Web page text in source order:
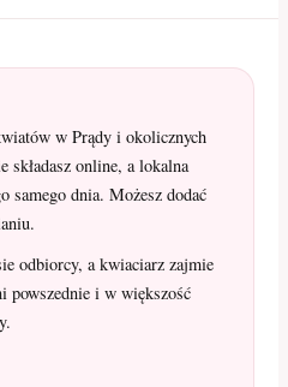
w Prądy i okolicznych
składasz online, a lokalna
samego dnia. Możesz dodać
odbiorcy, a kwiaciarz zajmie
powszednie i w większość